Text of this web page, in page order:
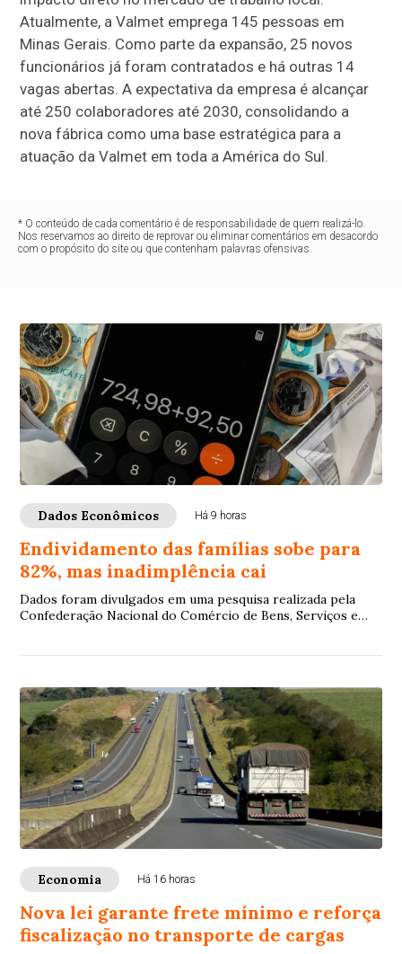
Atualmente, a Valmet emprega 145 pessoas em
Minas Gerais. Como parte da expansão, 25 novos
funcionários já foram contratados e há outras 14
vagas abertas. A expectativa da empresa é alcançar
até 250 colaboradores até 2030, consolidando a
nova fábrica como uma base estratégica para a
atuação da Valmet em toda a América do Sul.
* O conteúdo de cada comentário é de responsabilidade de quem realizá-lo.
Nos reservamos ao direito de reprovar ou eliminar comentários em desacordo
com o propósito do site ou que contenham palavras ofensivas.
Dados Econômicos Há 9 horas
Endividamento das famílias sobe para
82%, mas inadimplência cai
Dados foram divulgados em uma pesquisa realizada pela
Confederação Nacional do Comércio de Bens, Serviços e
Economia Há 16 horas
Nova lei garante frete mínimo e reforça
fiscalização no transporte de cargas